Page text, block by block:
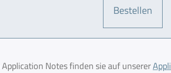
Bestellen
Notes finden sie auf unserer